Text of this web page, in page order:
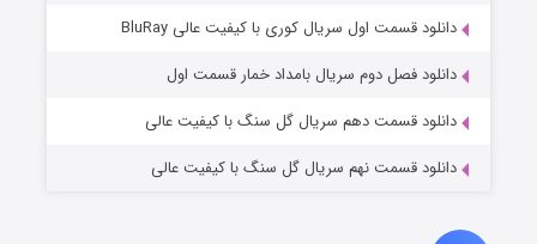
قسمت۱ (زیرنویس) منتشر شد
دانلود قسمت اول سریال کوری با کیفیت عالی BluRay
دانلود فصل دوم سریال بامداد خمار قسمت اول
دانلود قسمت دهم سریال گل سنگ با کیفیت عالی
دانلود قسمت نهم سریال گل سنگ با کیفیت عالی